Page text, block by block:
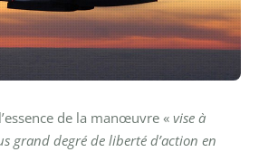
de la manœuvre « vise à
grand degré de liberté d’action en